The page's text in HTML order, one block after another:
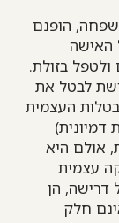
הופנם
האישה
ולטפל בזולת.
לבטל את
העצמית
דמיונית)
אולם היא
עצמית
דרישה, הן
חלק